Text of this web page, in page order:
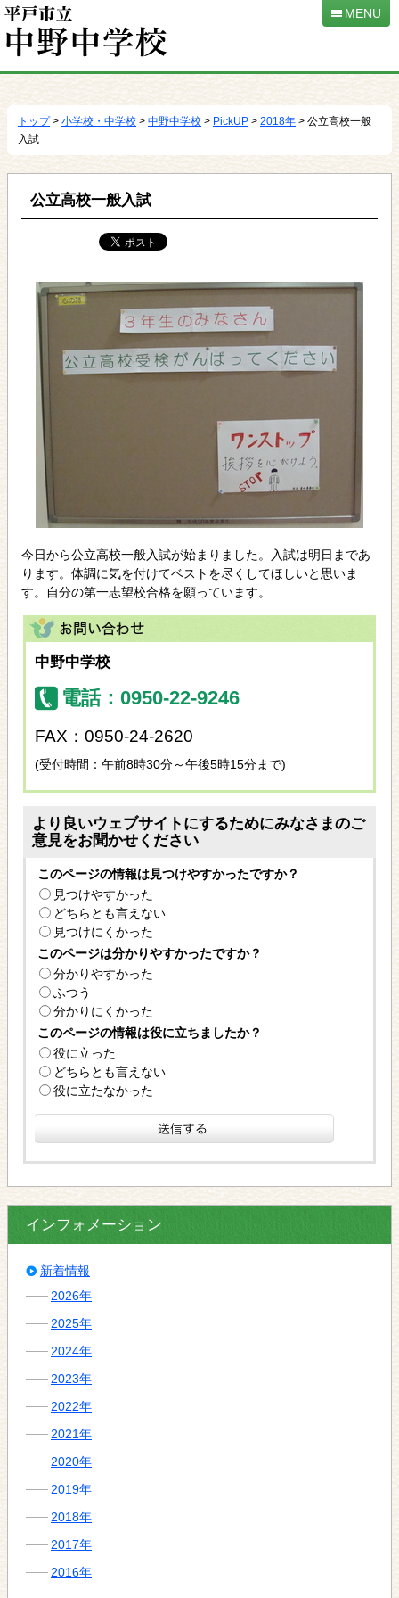
動
MENU
トップ> 小学校・中学校 > 中野中学校 > PickUP > 2018年 > 公立高校一般
入試
公立高校一般入試
今日から公立高校一般入試が始まりました。入試は明日まであ
ります。体調に気を付けてベストを尽くしてほしいと思いま
す。自分の第一志望校合格を願っています。
中野中学校
電話：0950-22-9246
FAX：0950-24-2620
(受付時間：午前8時30分～午後5時15分まで)
より良いウェブサイトにするためにみなさまのご
意見をお聞かせください
このページの情報は見つけやすかったですか？
見つけやすかった
どちらとも言えない
見つけにくかった
このページは分かりやすかったですか？
分かりやすかった
ふつう
分かりにくかった
このページの情報は役に立ちましたか？
役に立った
どちらとも言えない
役に立たなかった
インフォメーション
新着情報
2026年
2025年
2024年
2023年
2022年
2021年
2020年
2019年
2018年
2017年
2016年